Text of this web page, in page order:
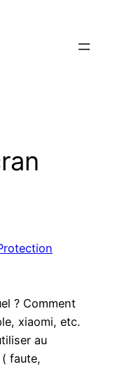
? Comment
xiaomi, etc.
au
faute,